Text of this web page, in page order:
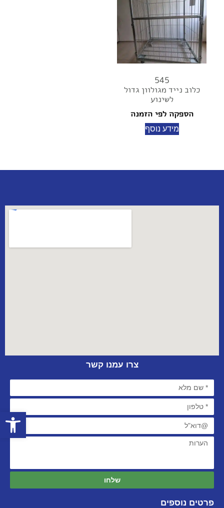
545
כלוב נייד מגולוון גדול
לשינוע
הספקה לפי הזמנה
מידע נוסף
פרטים נוספים
צרו עמנו קשר
שלחו
פתח